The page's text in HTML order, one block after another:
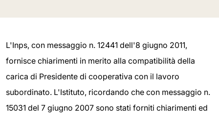
L'Inps, con messaggio n. 12441 dell'8 giugno 2011,
fornisce chiarimenti in merito alla compatibilità della
carica di Presidente di cooperativa con il lavoro
subordinato. L'Istituto, ricordando che con messaggio n.
15031 del 7 giugno 2007 sono stati forniti chiarimenti ed